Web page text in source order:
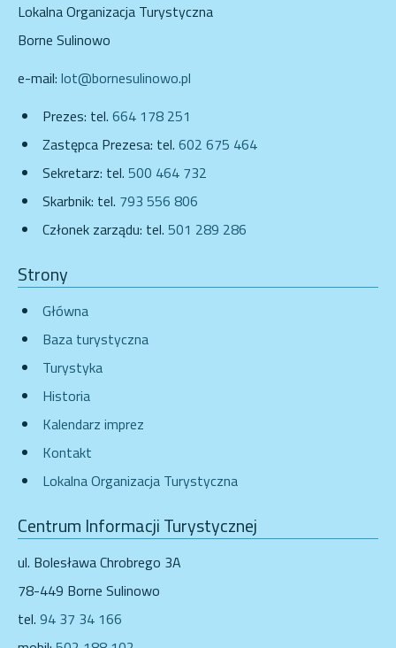
Lokalna Organizacja Turystyczna
Borne Sulinowo
e-mail: lot@bornesulinowo.pl
Prezes: tel. 664 178 251
Zastępca Prezesa: tel. 602 675 464
Sekretarz: tel. 500 464 732
Skarbnik: tel. 793 556 806
Członek zarządu: tel. 501 289 286
Strony
Główna
Baza turystyczna
Turystyka
Historia
Kalendarz imprez
Kontakt
Lokalna Organizacja Turystyczna
Centrum Informacji Turystycznej
ul. Bolesława Chrobrego 3A
78-449 Borne Sulinowo
tel. 94 37 34 166